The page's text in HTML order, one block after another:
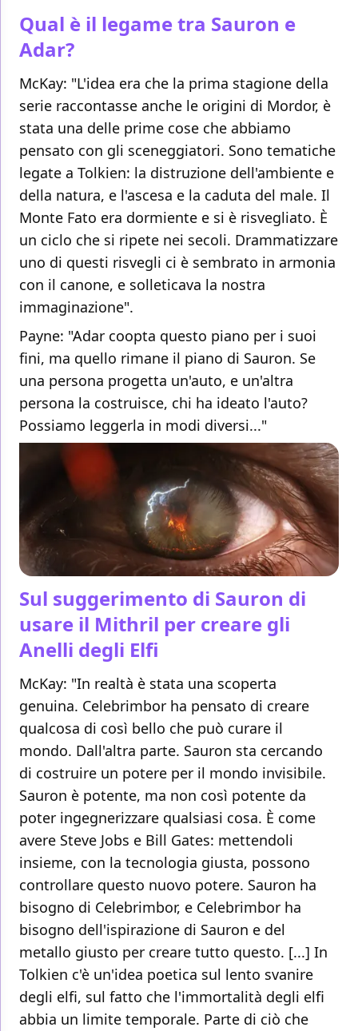
Qual è il legame tra Sauron e
Adar?
McKay: "L'idea era che la prima stagione della
serie raccontasse anche le origini di Mordor, è
stata una delle prime cose che abbiamo
pensato con gli sceneggiatori. Sono tematiche
legate a Tolkien: la distruzione dell'ambiente e
della natura, e l'ascesa e la caduta del male. Il
Monte Fato era dormiente e si è risvegliato. È
un ciclo che si ripete nei secoli. Drammatizzare
uno di questi risvegli ci è sembrato in armonia
con il canone, e solleticava la nostra
immaginazione".
Payne: "Adar coopta questo piano per i suoi
fini, ma quello rimane il piano di Sauron. Se
una persona progetta un'auto, e un'altra
persona la costruisce, chi ha ideato l'auto?
Possiamo leggerla in modi diversi..."
Sul suggerimento di Sauron di
usare il Mithril per creare gli
Anelli degli Elfi
McKay: "In realtà è stata una scoperta
genuina. Celebrimbor ha pensato di creare
qualcosa di così bello che può curare il
mondo. Dall'altra parte. Sauron sta cercando
di costruire un potere per il mondo invisibile.
Sauron è potente, ma non così potente da
poter ingegnerizzare qualsiasi cosa. È come
avere Steve Jobs e Bill Gates: mettendoli
insieme, con la tecnologia giusta, possono
controllare questo nuovo potere. Sauron ha
bisogno di Celebrimbor, e Celebrimbor ha
bisogno dell'ispirazione di Sauron e del
metallo giusto per creare tutto questo. [...] In
Tolkien c'è un'idea poetica sul lento svanire
degli elfi, sul fatto che l'immortalità degli elfi
abbia un limite temporale. Parte di ciò che